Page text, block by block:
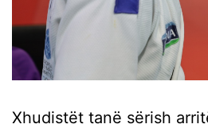
Xhudistët tanë sërish